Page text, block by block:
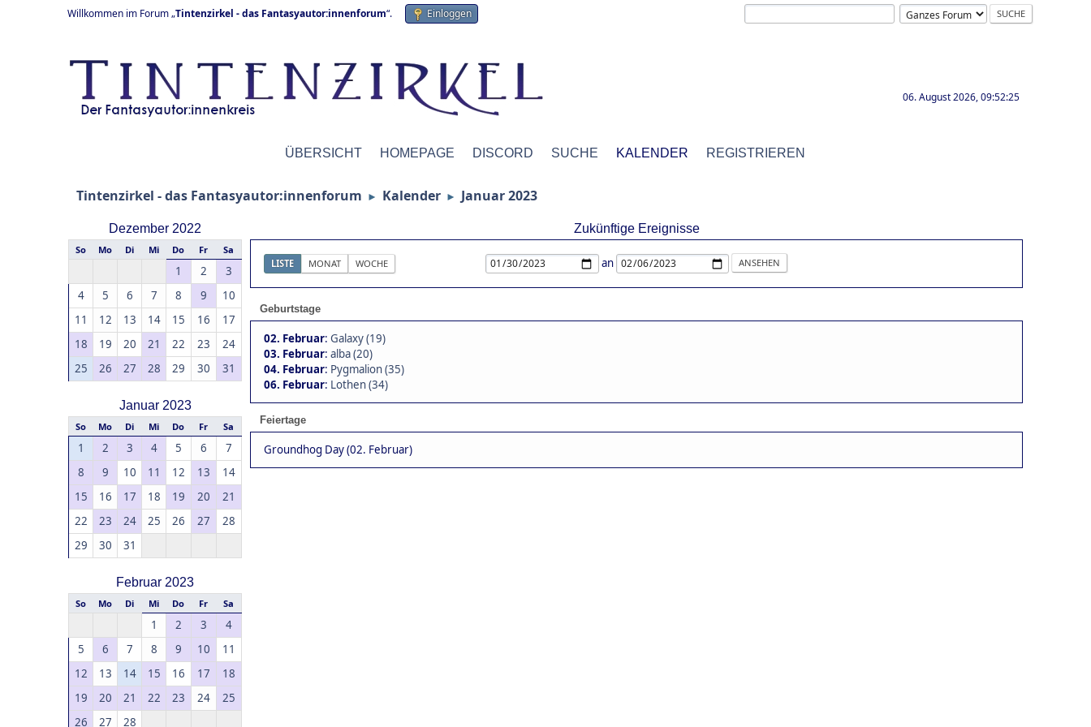
Willkommen im Forum „Tintenzirkel - das Fantasyautor:innenforum“. Einloggen
06. August 2026, 09:52:25
ÜBERSICHT HOMEPAGE DISCORD SUCHE KALENDER REGISTRIEREN
Tintenzirkel - das Fantasyautor:innenforum ► Kalender ► Januar 2023
Dezember 2022
So Mo Di Mi Do Fr Sa
1 2
3
4
5 6 7 8 9
10
11
12 13 14 15 16
17
18
19 20 21 22 23
24
25
26 27 28 29 30 31
Januar 2023
So Mo Di Mi Do Fr Sa
1 2 3 4 5 6
7
8
9 10 11 12 13
14
15
16 17 18 19 20
21
22
23 24 25 26 27
28
29
30 31
Februar 2023
So Mo Di Mi Do Fr Sa
1 2 3
4
5
6 7 8 9 10
11
12
13 14 15 16 17
18
19
20 21 22 23 24
25
26
27 28
Zukünftige Ereignisse
LISTE MONAT WOCHE an
Geburtstage
02. Februar: Galaxy (19)
03. Februar: alba (20)
04. Februar: Pygmalion (35)
06. Februar: Lothen (34)
Feiertage
Groundhog Day (02. Februar)